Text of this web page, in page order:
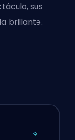
sus
brillante.